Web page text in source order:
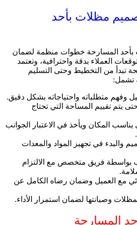
مظلات بأحد
بأحد المسارحة خطوات منظمة لضمان
العملاء بدقة واحترافية، وتعتمد
تبدأ من التخطيط وحتى التسليم
تشمل:
وفهم متطلباته واحتياجاته بشكل دقيق.
يتم تقييم المساحة التي تحتاج
المكان ويأخذ في الاعتبار الجوانب
والبدء في تجهيز المواد والمعدات
بواسطة فريق متخصص مع الالتزام
مع العميل وضمان رضاه الكامل عن
وصيانتها لضمان استمرار الأداء.
المسارحة